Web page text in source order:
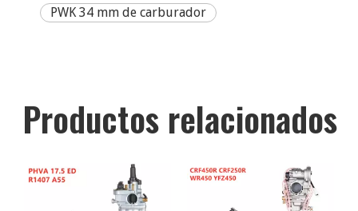
PWK 34 mm de carburador
Productos relacionados